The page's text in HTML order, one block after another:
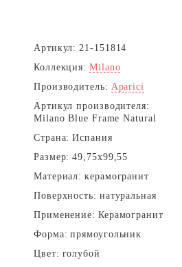
Артикул: 21-151814
Коллекция: Milano
Производитель: Aparici
Артикул производителя:
Milano Blue Frame Natural
Страна: Испания
Размер: 49,75x99,55
Материал: керамогранит
Поверхность: натуральная
Применение: Керамогранит
Форма: прямоугольник
Цвет: голубой